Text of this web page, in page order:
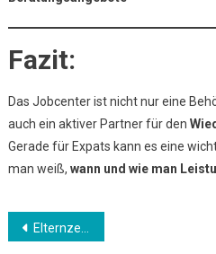
Fazit:
Das Jobcenter ist nicht nur eine
auch ein aktiver Partner für den
Gerade für Expats kann es eine
man weiß, wann und wie man
Beitrags-
Elternzeit & Elterngeld in Deutschland – Was Expats wissen sollten